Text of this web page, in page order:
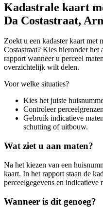
Kadastrale kaart
Da Costastraat,
Zoekt u een kadaster kaart met
Costastraat? Kies hieronder het
rapport wanneer u perceel
overzichtelijk wilt delen.
Voor welke situaties?
Kies het juiste
Controleer
Gebruik indicatieve
schutting of uitbouw.
Wat ziet u aan maten?
Na het kiezen van een
kaart. In het rapport staan de
perceelgegevens en indicatieve
Wanneer is dit genoeg?